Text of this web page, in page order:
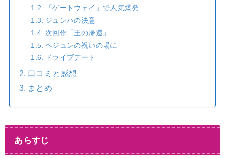
「ゲートウェイ」で人気爆発
ジュンハの決意
次回作「王の帰還」
ヘジュンの祝いの場に
ドライブデート
口コミと感想
まとめ
あらすじ